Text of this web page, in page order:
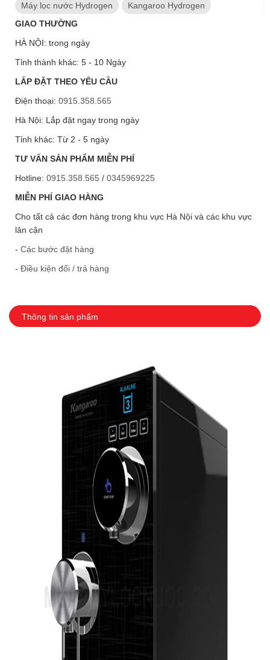
Máy lọc nước Hydrogen
Kangaroo Hydrogen
GIAO THƯỜNG
HÀ NỘI: trong ngày
Tỉnh thành khác: 5 - 10 Ngày
LẮP ĐẶT THEO YÊU CẦU
Điện thoại: 0915.358.565
Hà Nội: Lắp đặt ngay trong ngày
Tỉnh khác: Từ 2 - 5 ngày
TƯ VẤN SẢN PHẨM MIỄN PHÍ
Hotline: 0915.358.565 / 0345969225
MIỄN PHÍ GIAO HÀNG
Cho tất cả các đơn hàng trong khu vực Hà Nội và các khu vực
lân cận
- Các bước đặt hàng
- Điều kiện đổi / trả hàng
Thông tin sản phẩm